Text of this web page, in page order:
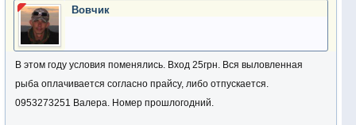
Вовчик
В этом году условия поменялись. Вход 25грн. Вся выловленная
рыба оплачивается согласно прайсу, либо отпускается.
0953273251 Валера. Номер прошлогодний.